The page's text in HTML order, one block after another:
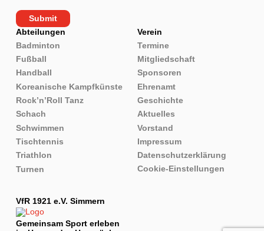
Abteilungen
Badminton
Fußball
Handball
Koreanische Kampfkünste
Rock’n’Roll Tanz
Schach
Schwimmen
Tischtennis
Triathlon
Turnen
Verein
Termine
Mitgliedschaft
Sponsoren
Ehrenamt
Geschichte
Aktuelles
Vorstand
Impressum
Datenschutzerklärung
Cookie-Einstellungen
VfR 1921 e.V. Simmern
Gemeinsam Sport erleben